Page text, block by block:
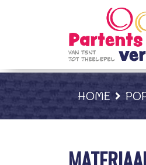
HOME